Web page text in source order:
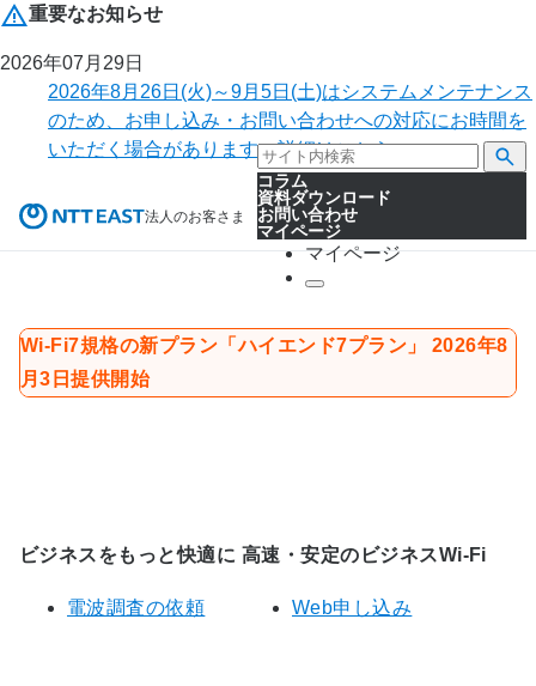
重要なお知らせ
2026年07月29日
2026年8月26日(火)～9月5日(土)はシステムメンテナンス
のため、お申し込み・お問い合わせへの対応にお時間を
いただく場合があります。詳細はこちら。
法人のお客さま
コラム
資料ダウンロード
お問い合わせ
マイページ
マイページ
Wi-Fi7規格の新プラン「ハイエンド7プラン」 2026年8
月3日提供開始
ビジネスをもっと快適に 高速・安定のビジネスWi-Fi
電波調査の依頼 Web申し込み